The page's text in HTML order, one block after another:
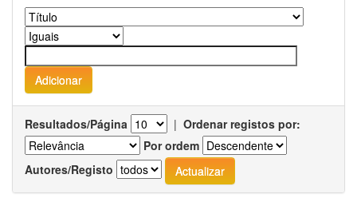
Resultados/Página | Ordenar registos por:
Por ordem
Autores/Registo